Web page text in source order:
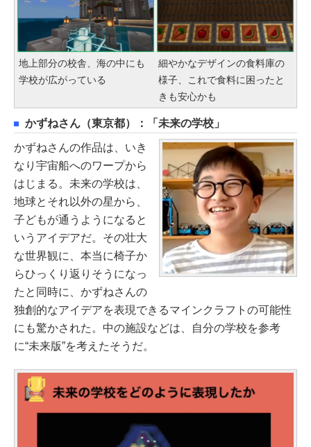
地上部分の校舎、海の中にも
学校が広がっている
細やかなデザインの食料庫の
様子、これで食料に困ったと
きも安心かも
かずねさん（東京都）：「未来の学校」
かずねさんの作品は、いき
なり宇宙船へのワープから
はじまる。未来の学校は、
地球とそれ以外の星から、
子どもが通うようになると
いうアイデアだ。その壮大
な世界観に、本当に椅子か
らひっくり返りそうになっ
たと同時に、かずねさんの
独創的なアイデアを表現できるマインクラフトの可能性
にも驚かされた。中の施設などは、自分の学校を参考
に“未来版”を考えたそうだ。